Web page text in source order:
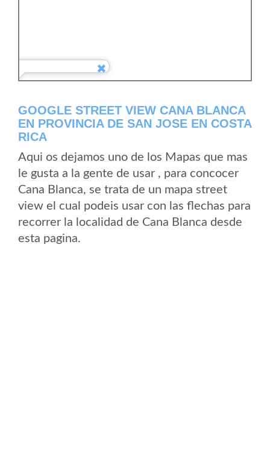
GOOGLE STREET VIEW CANA BLANCA
EN PROVINCIA DE SAN JOSE EN COSTA
RICA
Aqui os dejamos uno de los Mapas que mas
le gusta a la gente de usar , para concocer
Cana Blanca, se trata de un mapa street
view el cual podeis usar con las flechas para
recorrer la localidad de Cana Blanca desde
esta pagina.